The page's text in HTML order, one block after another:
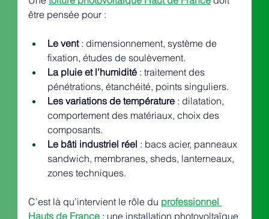
être pensée pour :
Le vent : dimensionnement, système de
fixation, études de soulèvement.
La pluie et l’humidité : traitement des
pénétrations, étanchéité, points singuliers.
Les variations de température : dilatation,
comportement des matériaux, choix des
composants.
Le bâti industriel réel : bacs acier, panneaux
sandwich, membranes, sheds, lanterneaux,
zones techniques.
C’est là qu’intervient le rôle du professionnel
Hauts de France : une installation photovoltaïque